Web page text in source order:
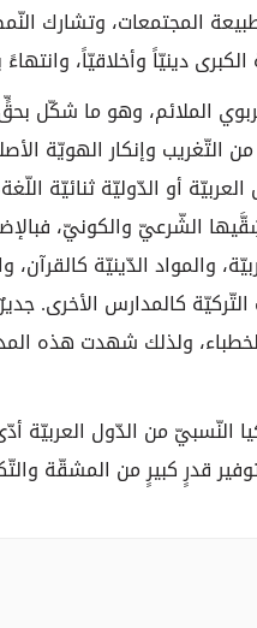
المجتمعات، وتشارك
دينيّاً وأخلاقيّاً،
الملائم، وهو ما شكّل
التّغريب وإنكار الهويّة
أو الدّوليّة ثنائيّة
الشّرعيّ والكونيّ،
والمواد الدّينيّة
التّركيّة كالمدارس الأخرى.
ولذلك شهدت هذه
النّسبيّ من الدّول العربيّة
قدرٍ كبيرٍ من المشقّة